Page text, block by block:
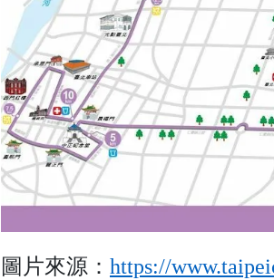
圖片來源： https://